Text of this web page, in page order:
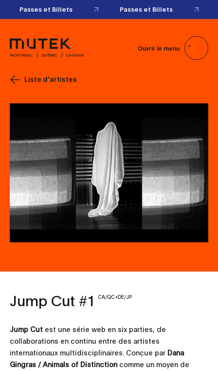
Passes et Billets Passes et Billets
MONTRÉAL QUÉBEC CANADA
Ouvrir le menu
Liste d'artistes
Jump Cut #1 CA/QC+DE/JP
Jump Cut est une série web en six parties, de
collaborations en continu entre des artistes
internationaux multidisciplinaires. Conçue par Dana
Gingras / Animals of Distinction comme un moyen de